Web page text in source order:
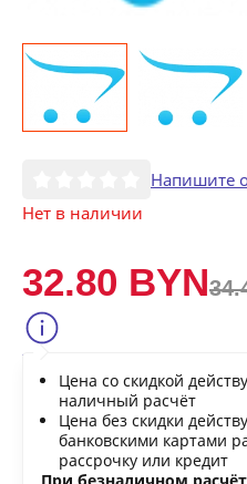
Напишите
Нет в наличии
32.80 BYN
Цена со скидкой
наличный расчёт
Цена без скидки
банковскими картами
рассрочку или кредит
Нашли дешевле?